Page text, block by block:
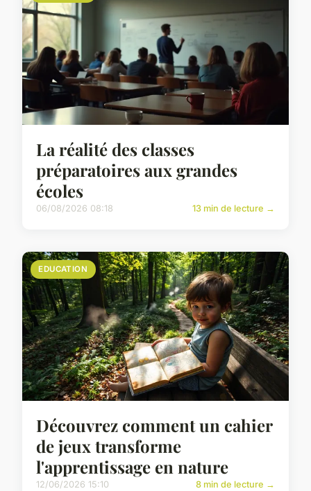
La réalité des classes
préparatoires aux grandes
écoles
06/08/2026 08:18 13 min de lecture →
EDUCATION
Découvrez comment un cahier
de jeux transforme
l'apprentissage en nature
12/06/2026 15:10 8 min de lecture →